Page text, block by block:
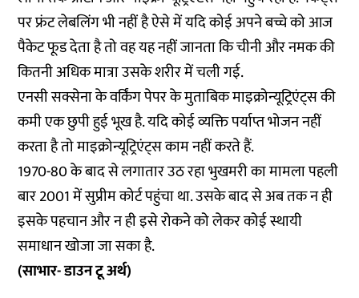
पर फ्रंट लेबलिंग भी नहीं है ऐसे में यदि कोई अपने बच्चे को आज
पैकेट फूड देता है तो वह यह नहीं जानता कि चीनी और नमक की
कितनी अधिक मात्रा उसके शरीर में चली गई.
एनसी सक्सेना के वर्किंग पेपर के मुताबिक माइक्रोन्यूट्रिएंट्स की
कमी एक छुपी हुई भूख है. यदि कोई व्यक्ति पर्याप्त भोजन नहीं
करता है तो माइक्रोन्यूट्रिएंट्स काम नहीं करते हैं.
1970-80 के बाद से लगातार उठ रहा भुखमरी का मामला पहली
बार 2001 में सुप्रीम कोर्ट पहुंचा था. उसके बाद से अब तक न ही
इसके पहचान और न ही इसे रोकने को लेकर कोई स्थायी
समाधान खोजा जा सका है.
(साभार- डाउन टू अर्थ)